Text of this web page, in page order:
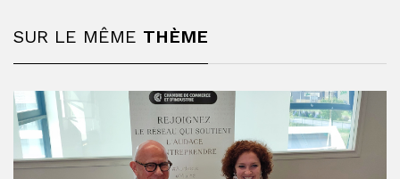
SUR LE MÊME THÈME